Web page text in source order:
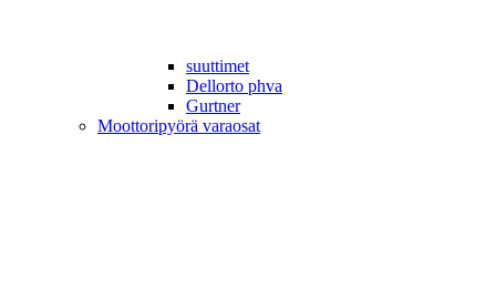
suuttimet
Dellorto phva
Gurtner
Moottoripyörä varaosat